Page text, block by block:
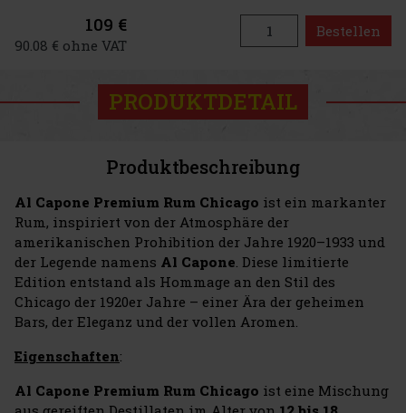
109 €
90.08 € ohne VAT
Bestellen
PRODUKTDETAIL
Produktbeschreibung
Al Capone Premium Rum Chicago ist ein markanter
Rum, inspiriert von der Atmosphäre der
amerikanischen Prohibition der Jahre 1920–1933 und
der Legende namens Al Capone . Diese limitierte
Edition entstand als Hommage an den Stil des
Chicago der 1920er Jahre – einer Ära der geheimen
Bars, der Eleganz und der vollen Aromen.
Eigenschaften:
Al Capone Premium Rum Chicago ist eine Mischung